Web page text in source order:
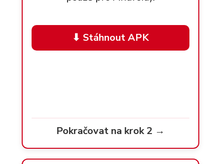
⬇ Stáhnout APK
Pokračovat na krok 2 →